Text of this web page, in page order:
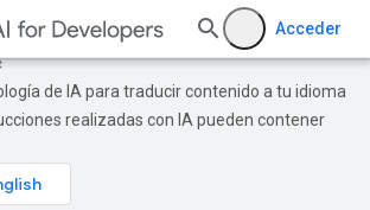
Acceder
de IA para traducir contenido a tu idioma
realizadas con IA pueden contener